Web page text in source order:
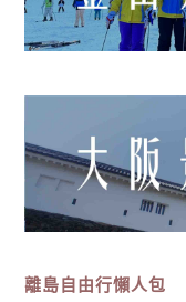
離島自由行懶人包